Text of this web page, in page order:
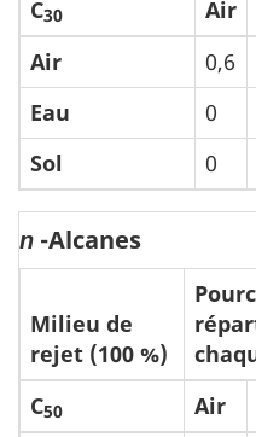
C30 Air
Air
0,6
Eau
0
Sol
0
n -Alcanes
Milieu de
rejet (100 %)
C50 Air